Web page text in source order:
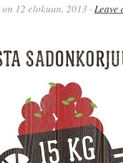
on 12 elokuun, 2013 · Leave